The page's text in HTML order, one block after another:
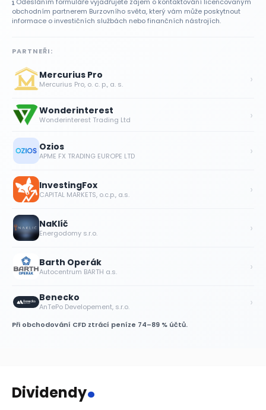
obchodním partnerem Burzovního světa, který vám může poskytnout
informace o investičních službách nebo finančních nástrojích.
PARTNEŘI:
Mercurius Pro
Mercurius Pro, o. c. p., a. s. ›
Wonderinterest
Wonderinterest Trading Ltd ›
Ozios
APME FX TRADING EUROPE LTD ›
InvestingFox
CAPITAL MARKETS, o.c.p., a.s. ›
NaKlíč
Energodomy s.r.o. ›
Barth Operák
Autocentrum BARTH a.s. ›
Benecko
AnTePo Developement, s.r.o. ›
Při obchodování CFD ztrácí peníze 74–89 % účtů.
Dividendy.